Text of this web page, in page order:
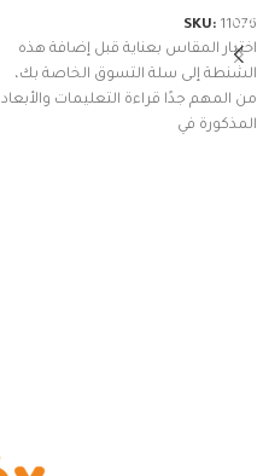
SKU: 11076
اختيار المقاس بعناية قبل إضافة هذه
الشنطة إلى سلة التسوق الخاصة بك،
من المهم جدًا قراءة التعليمات والأبعاد
المذكورة في